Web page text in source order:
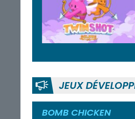
JEUX
BOMB CHICKEN